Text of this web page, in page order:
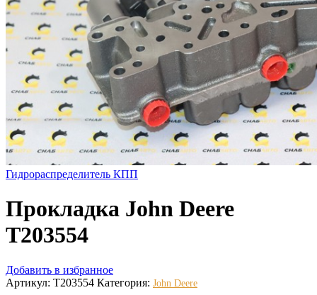
Гидрораспределитель КПП
Прокладка John Deere
T203554
Добавить в избранное
Артикул: T203554 Категория: John Deere